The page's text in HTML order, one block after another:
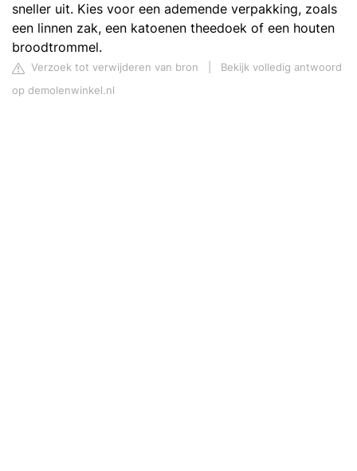
sneller uit. Kies voor een ademende verpakking, zoals
een linnen zak, een katoenen theedoek of een houten
broodtrommel.
Verzoek tot verwijderen van bron
Bekijk volledig antwoord
op demolenwinkel.nl